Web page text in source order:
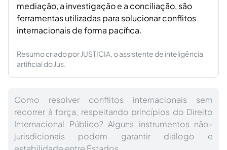
mediação, a investigação e a conciliação, são
ferramentas utilizadas para solucionar conflitos
internacionais de forma pacífica.
Resumo criado por JUSTICIA, o assistente de inteligência
artificial do Jus.
Como resolver conflitos internacionais sem
recorrer à força, respeitando princípios do Direito
Internacional Público? Alguns instrumentos não-
jurisdicionais podem garantir diálogo e